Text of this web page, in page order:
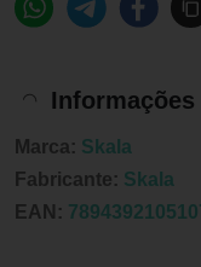
Marca: Skala
Fabricante: Skala
EAN: